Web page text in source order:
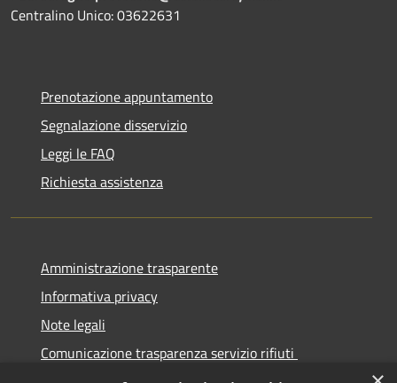
Centralino Unico: 03622631
Prenotazione appuntamento
Segnalazione disservizio
Leggi le FAQ
Richiesta assistenza
Amministrazione trasparente
Informativa privacy
Note legali
Comunicazione trasparenza servizio rifiuti